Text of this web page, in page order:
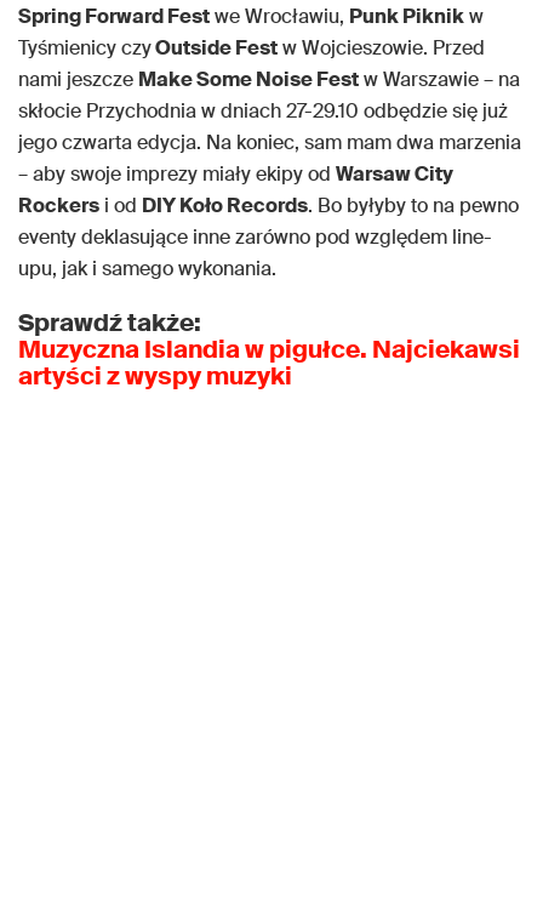
Spring Forward Festwe Wrocławiu, Punk Piknikw
Tyśmienicy czyOutside Festw Wojcieszowie. Przed
nami jeszcze Make Some Noise Festw Warszawie – na
skłocie Przychodnia w dniach 27-29.10 odbędzie się już
jego czwarta edycja. Na koniec, sam mam dwa marzenia
– aby swoje imprezy miały ekipy od Warsaw City
Rockers i od DIY Koło Records. Bo byłyby to na pewno
eventy deklasujące inne zarówno pod względem line-
upu, jak i samego wykonania.
Sprawdź także:
Muzyczna Islandia w pigułce. Najciekawsi
artyści z wyspy muzyki